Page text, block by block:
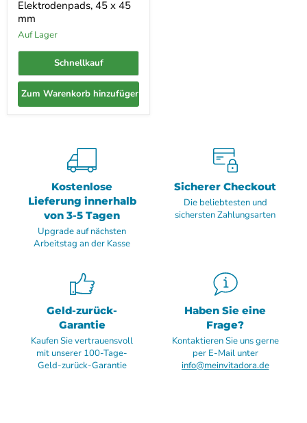
x
45
mm
Elektrodenpads, 45 x 45
mm
Auf Lager
Schnellkauf
Zum Warenkorb hinzufügen
Kostenlose
Lieferung innerhalb
von 3-5 Tagen
Upgrade auf nächsten
Arbeitstag an der Kasse
Sicherer Checkout
Die beliebtesten und
sichersten Zahlungsarten
Geld-zurück-
Garantie
Kaufen Sie vertrauensvoll
mit unserer 100-Tage-
Geld-zurück-Garantie
Haben Sie eine
Frage?
Kontaktieren Sie uns gerne
per E-Mail unter
info@meinvitadora.de